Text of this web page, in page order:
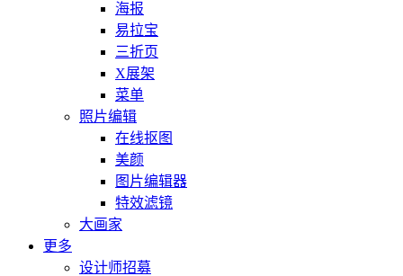
海报
易拉宝
三折页
X展架
菜单
照片编辑
在线抠图
美颜
图片编辑器
特效滤镜
大画家
更多
设计师招募